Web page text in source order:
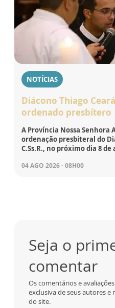
NOTÍCIAS
Diácono Thiago
ordenado presbítero
A Província Nossa Senhora
ordenação presbiteral do
C.Ss.R., no próximo dia 8
04 AGO 2026 - 08H00
Seja o
comentar
Os comentários e
exclusiva de seus autores
do site.